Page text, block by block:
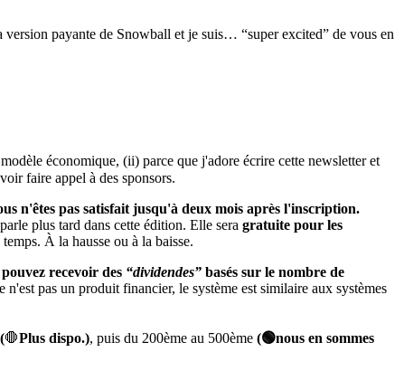
payante de Snowball et je suis… “super excited” de vous en
économique, (ii) parce que j'adore écrire cette newsletter et
faire appel à des sponsors.
n'êtes pas satisfait jusqu'à deux mois après l'inscription.
plus tard dans cette édition. Elle sera gratuite pour les
À la hausse ou à la baisse.
recevoir des “dividendes” basés sur le nombre de
n'est pas un produit financier, le système est similaire aux systèmes
🛑Plus dispo.), puis du 200ème au 500ème (🟢nous en sommes